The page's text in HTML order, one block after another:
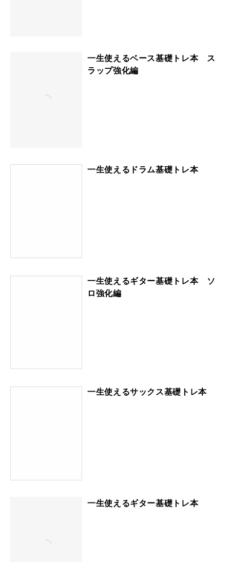
一生使えるベース基礎トレ本 ス
ラップ強化編
一生使えるドラム基礎トレ本
一生使えるギター基礎トレ本 ソ
ロ強化編
一生使えるサックス基礎トレ本
一生使えるギター基礎トレ本